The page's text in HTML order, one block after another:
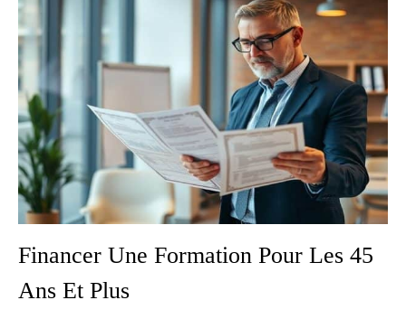
PROFESSIONS
LIBÉRALES
À
L’INTERNATIONAL
Financer Une Formation Pour Les 45
Ans Et Plus